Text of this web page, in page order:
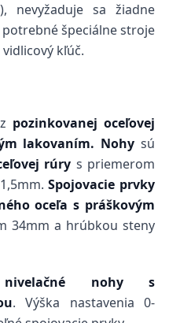
nevyžaduje sa žiadne
špeciálne stroje
kľúč.
pozinkovanej oceľovej
lakovaním. Nohy sú
rúry s priemerom
Spojovacie prvky
oceľa s práškovým
34mm a hrúbkou steny
nivelačné nohy s
. Výška nastavenia 0-